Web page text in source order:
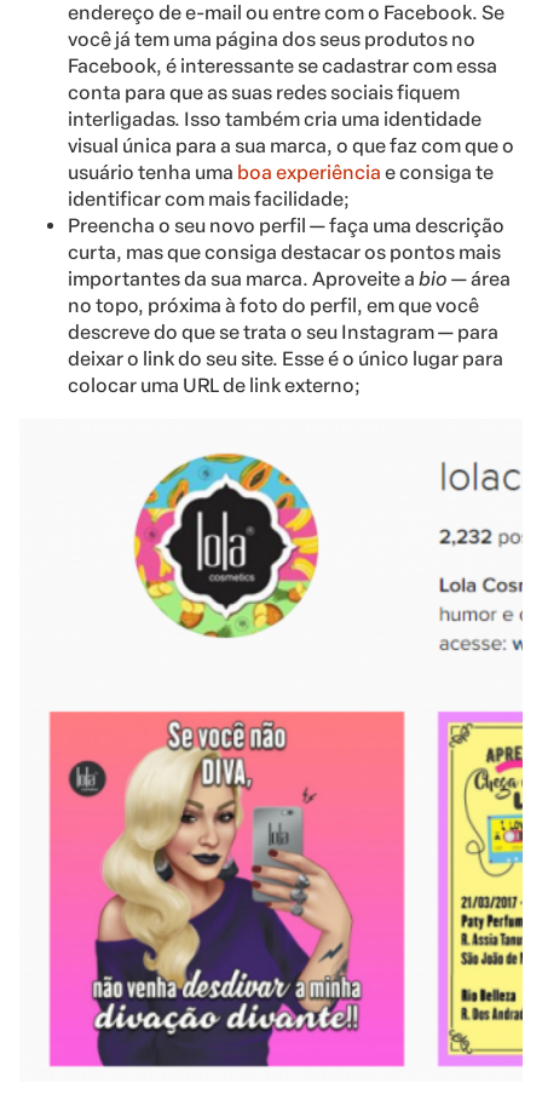
endereço de e-mail ou entre com o Facebook. Se
você já tem uma página dos seus produtos no
Facebook, é interessante se cadastrar com essa
conta para que as suas redes sociais fiquem
interligadas. Isso também cria uma identidade
visual única para a sua marca, o que faz com que o
usuário tenha uma boa experiência e consiga te
identificar com mais facilidade;
Preencha o seu novo perfil — faça uma descrição
curta, mas que consiga destacar os pontos mais
importantes da sua marca. Aproveite a bio — área
no topo, próxima à foto do perfil, em que você
descreve do que se trata o seu Instagram — para
deixar o link do seu site. Esse é o único lugar para
colocar uma URL de link externo;